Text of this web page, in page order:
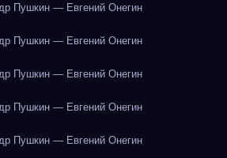
Пушкин — Евгений Онегин
Пушкин — Евгений Онегин
Пушкин — Евгений Онегин
Пушкин — Евгений Онегин
Пушкин — Евгений Онегин